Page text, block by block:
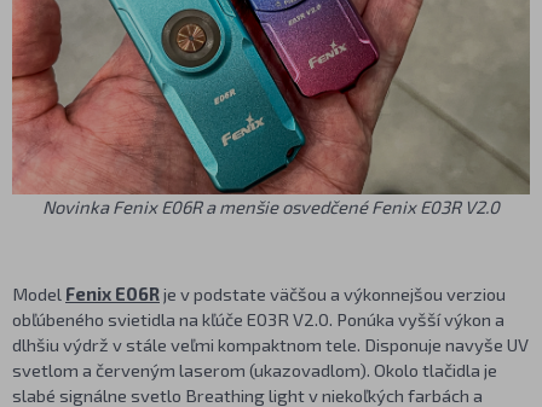
Novinka Fenix E06R a menšie osvedčené Fenix E03R V2.0
Model Fenix E06Rje v podstate väčšou a výkonnejšou verziou
obľúbeného svietidla na kľúče E03R V2.0. Ponúka vyšší výkon a
dlhšiu výdrž v stále veľmi kompaktnom tele. Disponuje navyše UV
svetlom a červeným laserom (ukazovadlom). Okolo tlačidla je
slabé signálne svetlo Breathing light v niekoľkých farbách a